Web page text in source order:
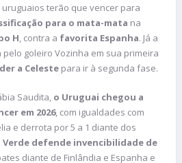
uruguaios terão que vencer para
para o mata-mata na
H, contra a favorita Espanha. Já a
pelo goleiro Vozinha em sua primeira
a Celeste para ir à segunda fase.
Saudita, o Uruguai chegou a
em 2026, com igualdades com
e derrota por 5 a 1 diante dos
Verde defende invencibilidade de
diante de Finlândia e Espanha e